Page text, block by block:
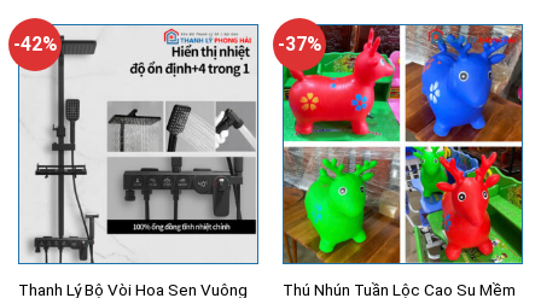
85,000₫.
130,000₫.
-42%
Thanh Lý Bộ Vòi Hoa Sen Vuông
-37%
Thú Nhún Tuần Lộc Cao Su Mềm